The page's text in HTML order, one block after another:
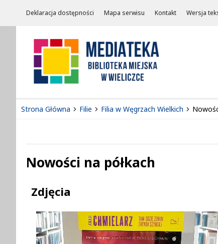
Deklaracja dostępności Mapa serwisu Kontakt Wersja
Strona Główna Filie Filia w Węgrzach Wielkich
Nowości na półkach
Treść
Zdjęcia